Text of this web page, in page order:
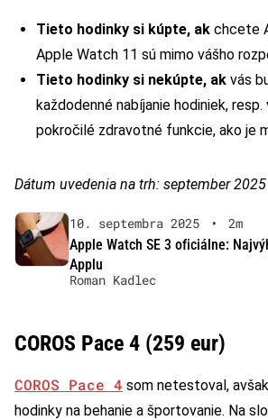
Tieto hodinky si kúpte, ak chcete
Apple Watch 11 sú mimo vášho
Tieto hodinky si nekúpte, ak vás
každodenné nabíjanie hodiniek,
pokročilé zdravotné funkcie, ako je
Dátum uvedenia na trh: september 2025
10. septembra 2025 •
2m
Apple Watch SE 3 oficiálne:
Applu
Roman Kadlec
COROS Pace 4 (259 eur)
COROS Pace 4 som netestoval,
hodinky na behanie a športovanie. Na